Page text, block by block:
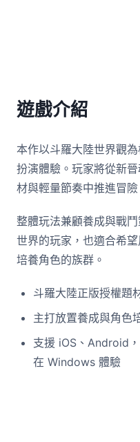
遊戲介紹
本作以斗羅大陸世界觀
扮演體驗。玩家將從新
材與輕量節奏中推進冒
整體玩法兼顧養成與戰
世界的玩家，也適合希
培養角色的族群。
斗羅大陸正版授權題
主打放置養成與角色
支援 iOS、Android
在 Windows 體驗